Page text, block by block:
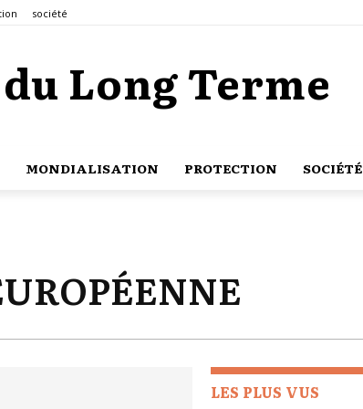
société
Long Terme
MONDIALISATION PROTECTION SOCIÉTÉ
LES PLUS VUS